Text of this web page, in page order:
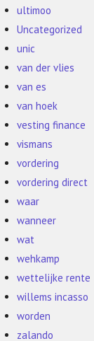
ultimoo
Uncategorized
unic
van der vlies
van es
van hoek
vesting finance
vismans
vordering
vordering direct
waar
wanneer
wat
wehkamp
wettelijke rente
willems incasso
worden
zalando